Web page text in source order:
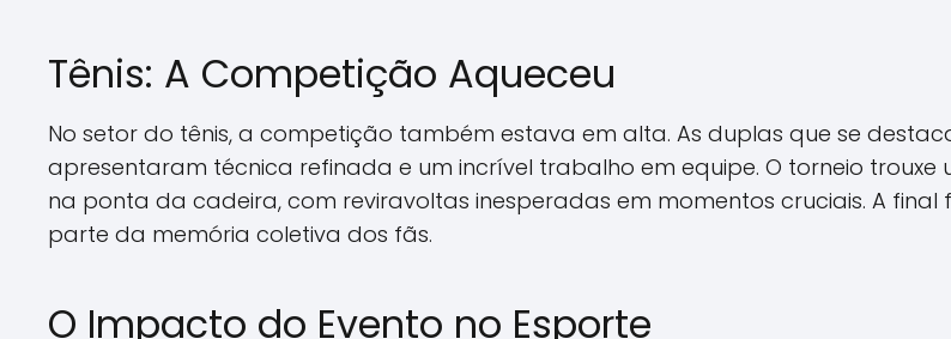
Tênis: A Competição Aqueceu
No setor do tênis, a competição também estava em alta. As duplas que se
apresentaram técnica refinada e um incrível trabalho em equipe. O torneio
na ponta da cadeira, com reviravoltas inesperadas em momentos cruciais. A
parte da memória coletiva dos fãs.
O Impacto do Evento no Esporte